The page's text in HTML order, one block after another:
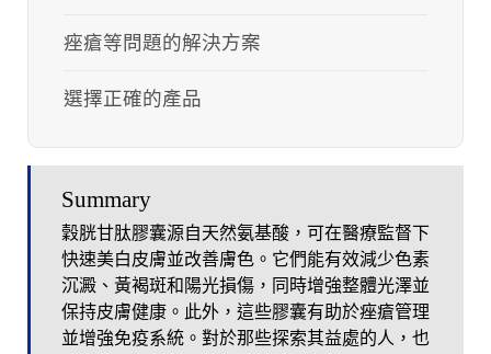
痤瘡等問題的解決方案
選擇正確的產品
Summary
穀胱甘肽膠囊源自天然氨基酸，可在醫療監督下
快速美白皮膚並改善膚色。它們能有效減少色素
沉澱、黃褐斑和陽光損傷，同時增強整體光澤並
保持皮膚健康。此外，這些膠囊有助於痤瘡管理
並增強免疫系統。對於那些探索其益處的人，也